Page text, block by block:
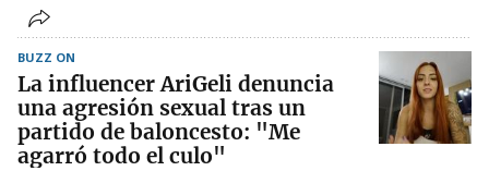
BUZZ ON
La influencer AriGeli denuncia
una agresión sexual tras un
partido de baloncesto: "Me
agarró todo el culo"